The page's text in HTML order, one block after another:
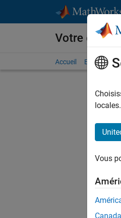
Votre
Accueil Explorer
Vous
Canada